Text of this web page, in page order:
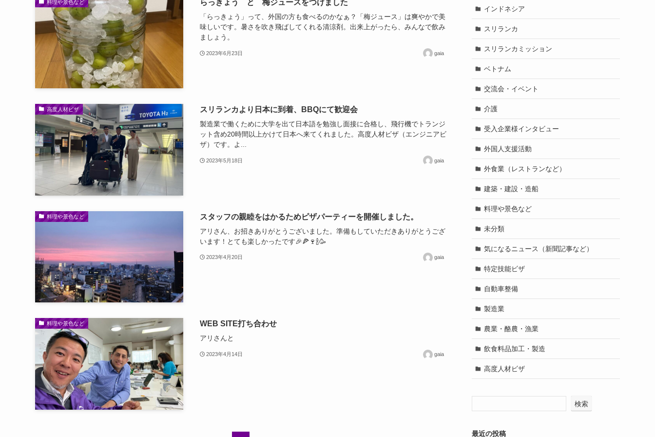
料理や景色など らっきょう と 梅ジュースをつけました
「らっきょう」って、外国の方も食べるのかなぁ？「梅ジュース」は爽やかで美
味しいです。暑さを吹き飛ばしてくれる清涼剤。出来上がったら、みんなで飲み
ましょう。
2023年6月23日 gaia
高度人材ビザ スリランカより日本に到着、BBQにて歓迎会
製造業で働くために大学を出て日本語を勉強し面接に合格し、飛行機でトランジ
ット含め20時間以上かけて日本へ来てくれました。高度人材ビザ（エンジニアビ
ザ）です。よ...
2023年5月18日 gaia
料理や景色など スタッフの親睦をはかるためピザパーティーを開催しました。
アリさん、お招きありがとうございました。準備もしていただきありがとうござ
います！とても楽しかったです🎉🍕🍷🍾🥳
2023年4月20日 gaia
料理や景色など WEB SITE打ち合わせ
アリさんと
2023年4月14日 gaia
インドネシア
スリランカ
スリランカミッション
ベトナム
交流会・イベント
介護
受入企業様インタビュー
外国人支援活動
外食業（レストランなど）
建築・建設・造船
料理や景色など
未分類
気になるニュース（新聞記事など）
特定技能ビザ
自動車整備
製造業
農業・酪農・漁業
飲食料品加工・製造
高度人材ビザ
検索
最近の投稿